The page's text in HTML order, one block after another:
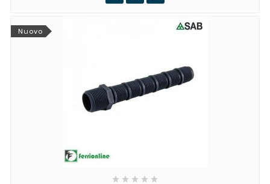
Nuovo
    